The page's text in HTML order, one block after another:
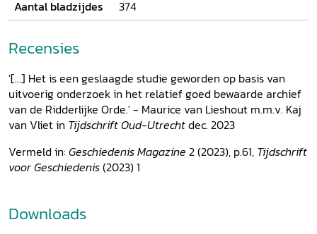
middeleeuwen tot stand kwam. Veel aandacht gaat
Voor het onderzoek is rijkelijk geput uit een gevarieerde
landkaarten. Kruistochten, devotie, politiek en patronage,
leiderschapskwaliteiten en economische omstandigheden
komen naar voren als de factoren die de ontwikkeling van
de goederenverwerving in verschillende vormen hebben
Aantal bladzijdes
374
Recensies
'[...] Het is een geslaagde studie geworden op basis van
uitvoerig onderzoek in het relatief goed bewaarde archief
van de Ridderlijke Orde.' - Maurice van Lieshout m.m.v. Kaj
van Vliet in Tijdschrift Oud-Utrechtdec. 2023
Vermeld in: Geschiedenis Magazine 2 (2023), p.61, Tijdschrift
voor Geschiedenis(2023) 1
Downloads